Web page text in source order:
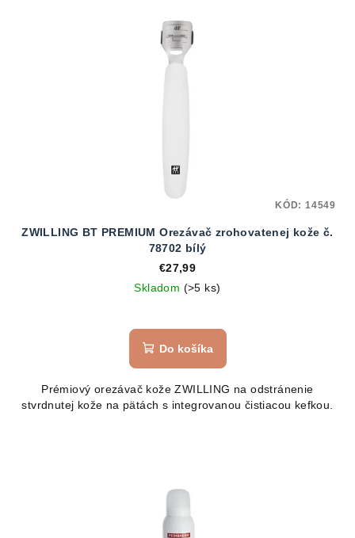
ZWILLING BT PREMIUM Orezávač zrohovatenej kože č.
78702 bílý
€27,99
Skladom (>5 ks)
Do košíka
Prémiový orezávač kože ZWILLING na odstránenie
stvrdnutej kože na pätách s integrovanou čistiacou kefkou.
KÓD: 14549